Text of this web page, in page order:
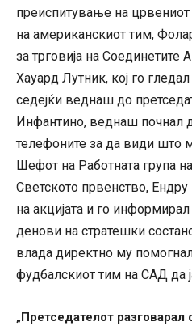
преиспитување на црвениот
на американскиот тим,
за трговија на
Хауард Лутник, кој го
седејќи веднаш до
Инфантино, веднаш почнал
телефоните за да види што
Шефот на Работната група
Светското првенство,
на акцијата и го
денови на стратешки
влада директно му
фудбалскиот тим на САД да
„Претседателот